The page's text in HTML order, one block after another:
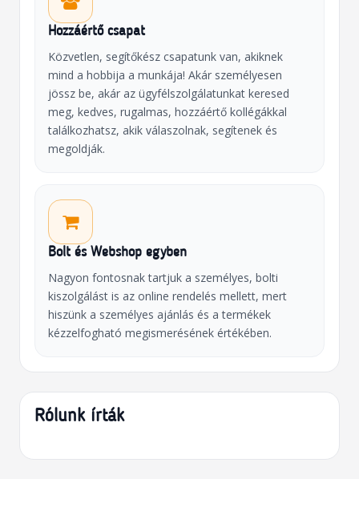
Hozzáértő csapat
Közvetlen, segítőkész csapatunk van, akiknek
mind a hobbija a munkája! Akár személyesen
jössz be, akár az ügyfélszolgálatunkat keresed
meg, kedves, rugalmas, hozzáértő kollégákkal
találkozhatsz, akik válaszolnak, segítenek és
megoldják.
Bolt és Webshop egyben
Nagyon fontosnak tartjuk a személyes, bolti
kiszolgálást is az online rendelés mellett, mert
hiszünk a személyes ajánlás és a termékek
kézzelfogható megismerésének értékében.
Rólunk írták